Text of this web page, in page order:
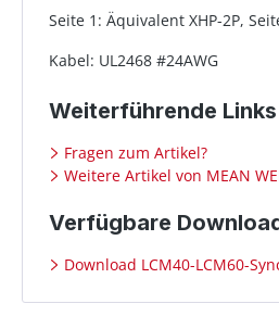
Seite 1: Äquivalent XHP-2P,
Kabel: UL2468 #24AWG
Weiterführende
Fragen zum Artikel?
Weitere Artikel von MEAN
Verfügbare
Download LCM40-LCM60-